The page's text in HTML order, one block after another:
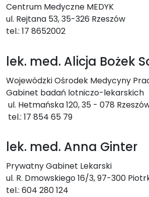
Centrum Medyczne MEDYK
ul. Rejtana 53, 35-326 Rzeszów
tel.: 17 8652002
lek. med. Alicja Bożek
Wojewódzki Ośrodek Medycyny
Gabinet badań lotniczo-lekarskich
ul. Hetmańska 120, 35 - 078
tel.: 17 854 65 79
lek. med. Anna Ginter
Prywatny Gabinet Lekarski
ul. R. Dmowskiego 16/3, 97-300
tel.: 604 280 124